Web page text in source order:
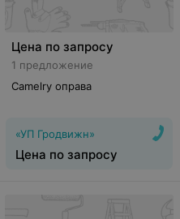
Цена по запросу
1 предложение
Camelry оправа
«УП Гродвижн»
Цена по запросу